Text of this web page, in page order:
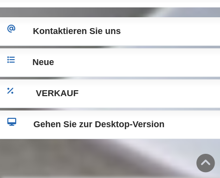
Kontaktieren Sie uns
Neue
VERKAUF
Gehen Sie zur Desktop-Version